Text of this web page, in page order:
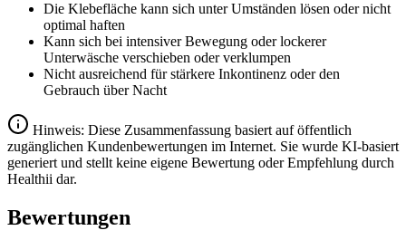
Die Klebefläche kann sich unter Umständen lösen oder nicht
optimal haften
Kann sich bei intensiver Bewegung oder lockerer
Unterwäsche verschieben oder verklumpen
Nicht ausreichend für stärkere Inkontinenz oder den
Gebrauch über Nacht
Hinweis: Diese Zusammenfassung basiert auf öffentlich
zugänglichen Kundenbewertungen im Internet. Sie wurde KI-basiert
generiert und stellt keine eigene Bewertung oder Empfehlung durch
Healthii dar.
Bewertungen